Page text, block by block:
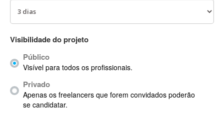
AccountMate
Acrobat
Acrobat X
Acronis
ACT
Visibilidade do projeto
Público
Visível para todos os profissionais.
Privado
Apenas os freelancers que forem convidados poderão
se candidatar.